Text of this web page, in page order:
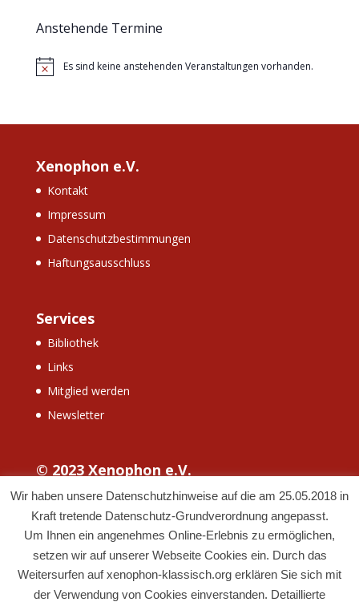
Anstehende Termine
HinweisEs sind keine anstehenden Veranstaltungen vorhanden.
Xenophon e.V.
Kontakt
Impressum
Datenschutzbestimmungen
Haftungsausschluss
Services
Bibliothek
Links
Mitglied werden
Newsletter
© 2023 Xenophon e.V.
Wir haben unsere Datenschutzhinweise auf die am 25.05.2018 in
Kraft tretende Datenschutz-Grundverordnung angepasst.
Um Ihnen ein angenehmes Online-Erlebnis zu ermöglichen,
setzen wir auf unserer Webseite Cookies ein. Durch das
Weitersurfen auf xenophon-klassisch.org erklären Sie sich mit
der Verwendung von Cookies einverstanden. Detaillierte